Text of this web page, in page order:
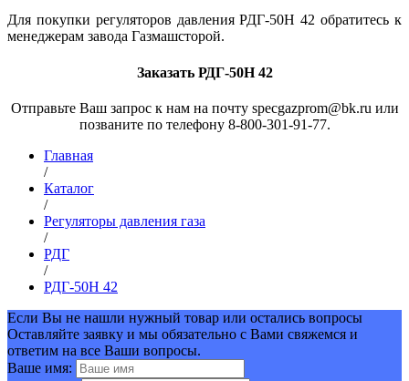
Для покупки регуляторов давления РДГ-50Н 42 обратитесь к
менеджерам завода Газмашсторой.
Заказать РДГ-50Н 42
Отправьте Ваш запрос к нам на почту specgazprom@bk.ru или
позваните по телефону 8-800-301-91-77.
Главная
/
Каталог
/
Регуляторы давления газа
/
РДГ
/
РДГ-50Н 42
Если Вы не нашли нужный товар или остались вопросы
Оставляйте заявку и мы обязательно с Вами свяжемся и
ответим на все Ваши вопросы.
Ваше имя: